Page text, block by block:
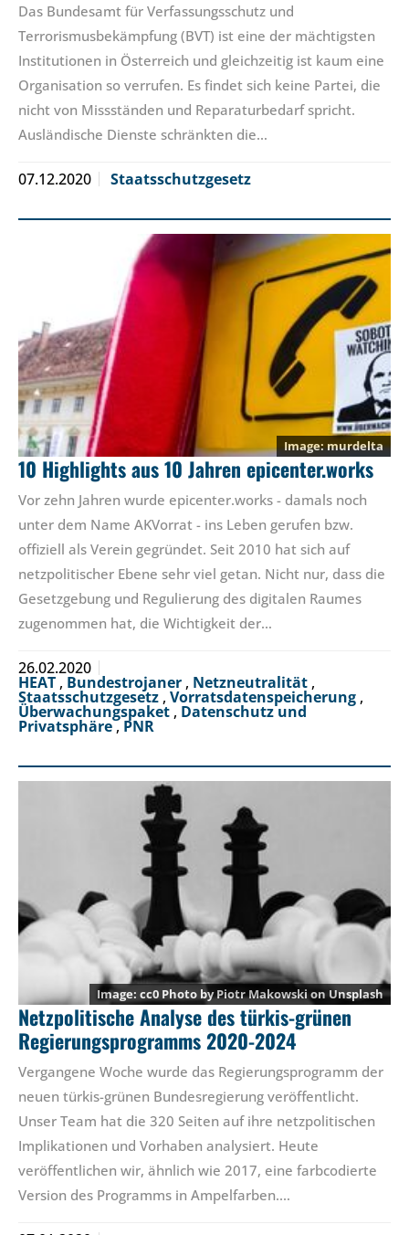
Das Bundesamt für Verfassungsschutz und
Terrorismusbekämpfung (BVT) ist eine der mächtigsten
Institutionen in Österreich und gleichzeitig ist kaum eine
Organisation so verrufen. Es findet sich keine Partei, die
nicht von Missständen und Reparaturbedarf spricht.
Ausländische Dienste schränkten die…
07.12.2020 Staatsschutzgesetz
murdelta
10 Highlights aus 10 Jahren epicenter.works
Vor zehn Jahren wurde epicenter.works - damals noch
unter dem Name AKVorrat - ins Leben gerufen bzw.
offiziell als Verein gegründet. Seit 2010 hat sich auf
netzpolitischer Ebene sehr viel getan. Nicht nur, dass die
Gesetzgebung und Regulierung des digitalen Raumes
zugenommen hat, die Wichtigkeit der…
26.02.2020
HEAT , Bundestrojaner , Netzneutralität ,
Staatsschutzgesetz , Vorratsdatenspeicherung ,
Überwachungspaket , Datenschutz und
Privatsphäre,PNR
cc0 Photo byPiotr Makowskion Unsplash
Netzpolitische Analyse des türkis-grünen
Regierungsprogramms 2020-2024
Vergangene Woche wurde das Regierungsprogramm der
neuen türkis-grünen Bundesregierung veröffentlicht.
Unser Team hat die 320 Seiten auf ihre netzpolitischen
Implikationen und Vorhaben analysiert. Heute
veröffentlichen wir, ähnlich wie 2017, eine farbcodierte
Version des Programms in Ampelfarben.…